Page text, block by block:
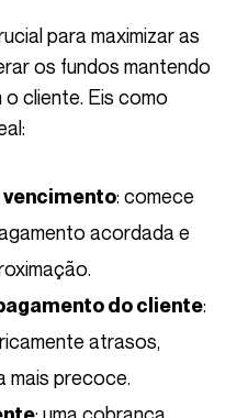
os fundos mantendo
cliente. Eis como
vencimento: comece
acordada e
do cliente:
atrasos,
mais precoce.